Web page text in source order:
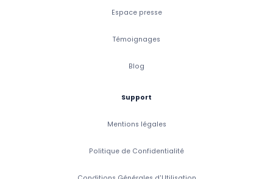
Espace presse
Témoignages
Blog
Support
Mentions légales
Politique de Confidentialité